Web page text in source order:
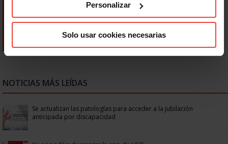
Personalizar
Solo usar cookies necesarias
NOTICIAS MÁS LEÍDAS
Se actualizan las patologías para acceder a la jubilación
anticipada por discapacidad